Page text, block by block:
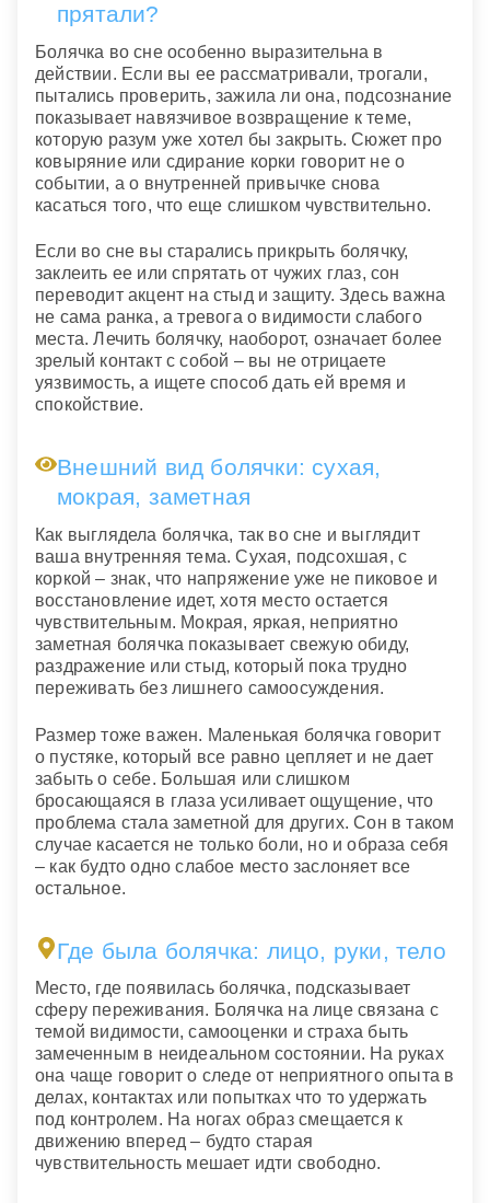
прятали?
Болячка во сне особенно выразительна в
действии. Если вы ее рассматривали, трогали,
пытались проверить, зажила ли она, подсознание
показывает навязчивое возвращение к теме,
которую разум уже хотел бы закрыть. Сюжет про
ковыряние или сдирание корки говорит не о
событии, а о внутренней привычке снова
касаться того, что еще слишком чувствительно.
Если во сне вы старались прикрыть болячку,
заклеить ее или спрятать от чужих глаз, сон
переводит акцент на стыд и защиту. Здесь важна
не сама ранка, а тревога о видимости слабого
места. Лечить болячку, наоборот, означает более
зрелый контакт с собой – вы не отрицаете
уязвимость, а ищете способ дать ей время и
спокойствие.
Внешний вид болячки: сухая,
мокрая, заметная
Как выглядела болячка, так во сне и выглядит
ваша внутренняя тема. Сухая, подсохшая, с
коркой – знак, что напряжение уже не пиковое и
восстановление идет, хотя место остается
чувствительным. Мокрая, яркая, неприятно
заметная болячка показывает свежую обиду,
раздражение или стыд, который пока трудно
переживать без лишнего самоосуждения.
Размер тоже важен. Маленькая болячка говорит
о пустяке, который все равно цепляет и не дает
забыть о себе. Большая или слишком
бросающаяся в глаза усиливает ощущение, что
проблема стала заметной для других. Сон в таком
случае касается не только боли, но и образа себя
– как будто одно слабое место заслоняет все
остальное.
Где была болячка: лицо, руки, тело
Место, где появилась болячка, подсказывает
сферу переживания. Болячка на лице связана с
темой видимости, самооценки и страха быть
замеченным в неидеальном состоянии. На руках
она чаще говорит о следе от неприятного опыта в
делах, контактах или попытках что то удержать
под контролем. На ногах образ смещается к
движению вперед – будто старая
чувствительность мешает идти свободно.